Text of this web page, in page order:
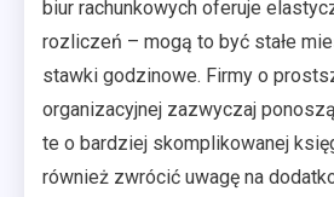
biur rachunkowych oferuje
rozliczeń – mogą to być stałe
stawki godzinowe. Firmy o
organizacyjnej zazwyczaj
te o bardziej skomplikowanej
również zwrócić uwagę na